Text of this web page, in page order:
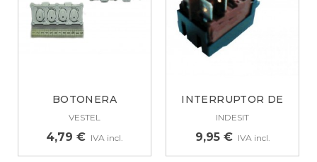
BOTONERA
LAVADORA TEKA,
VESTEL
4,79 € IVA incl.
INTERRUPTOR DE
LAVAVAJILLAS...
INDESIT
9,95 € IVA incl.